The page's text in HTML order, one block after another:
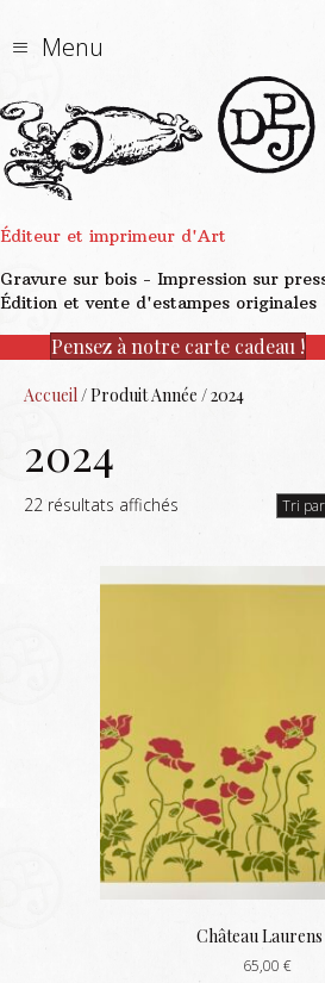
Menu
Éditeur et imprimeur d'Art
Gravure sur bois - Impression sur
Édition et vente d'estampes originales
Pensez à notre carte cadeau !
Accueil / Produit Année / 2024
2024
22 résultats affichés
Château
65,00 €